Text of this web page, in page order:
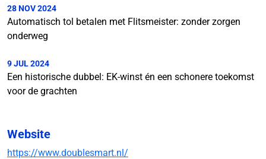
28 NOV 2024
Automatisch tol betalen met Flitsmeister: zonder zorgen
onderweg
9 JUL 2024
Een historische dubbel: EK-winst én een schonere toekomst
voor de grachten
Website
https://www.doublesmart.nl/